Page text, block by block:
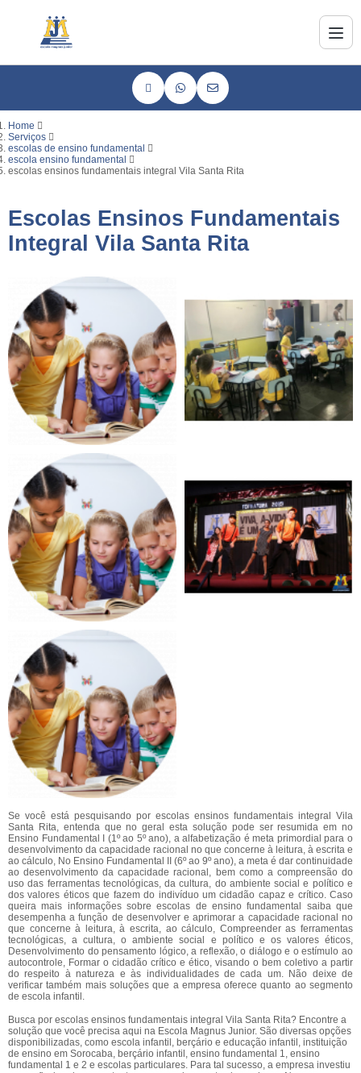
Home
Serviços
escolas de ensino fundamental
escola ensino fundamental
escolas ensinos fundamentais integral Vila Santa Rita
Escolas Ensinos Fundamentais
Integral Vila Santa Rita
Se você está pesquisando por escolas ensinos fundamentais integral Vila
Santa Rita, entenda que no geral esta solução pode ser resumida em no
Ensino Fundamental I (1º ao 5º ano), a alfabetização é meta primordial para o
desenvolvimento da capacidade racional no que concerne à leitura, à escrita e
ao cálculo, No Ensino Fundamental II (6º ao 9º ano), a meta é dar continuidade
ao desenvolvimento da capacidade racional, bem como a compreensão do
uso das ferramentas tecnológicas, da cultura, do ambiente social e político e
dos valores éticos que fazem do indivíduo um cidadão capaz e crítico. Caso
queira mais informações sobre escolas de ensino fundamental saiba que
desempenha a função de desenvolver e aprimorar a capacidade racional no
que concerne à leitura, à escrita, ao cálculo, Compreender as ferramentas
tecnológicas, a cultura, o ambiente social e político e os valores éticos,
Desenvolvimento do pensamento lógico, a reflexão, o diálogo e o estímulo ao
autocontrole, Formar o cidadão crítico e ético, visando o bem coletivo a partir
do respeito à natureza e às individualidades de cada um. Não deixe de
verificar também mais soluções que a empresa oferece quanto ao segmento
de escola infantil.
Busca por escolas ensinos fundamentais integral Vila Santa Rita? Encontre a
solução que você precisa aqui na Escola Magnus Junior. São diversas opções
disponibilizadas, como escola infantil, berçário e educação infantil, instituição
de ensino em Sorocaba, berçário infantil, ensino fundamental 1, ensino
fundamental 1 e 2 e escolas particulares. Para tal sucesso, a empresa investiu